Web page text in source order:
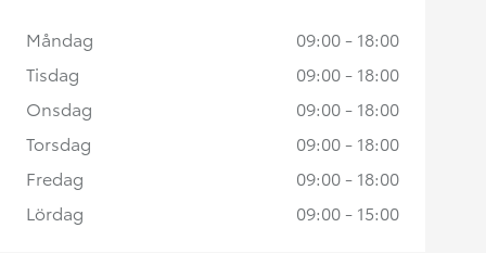
Måndag
09:00 - 18:00
Tisdag
09:00 - 18:00
Onsdag
09:00 - 18:00
Torsdag
09:00 - 18:00
Fredag
09:00 - 18:00
Lördag
09:00 - 15:00